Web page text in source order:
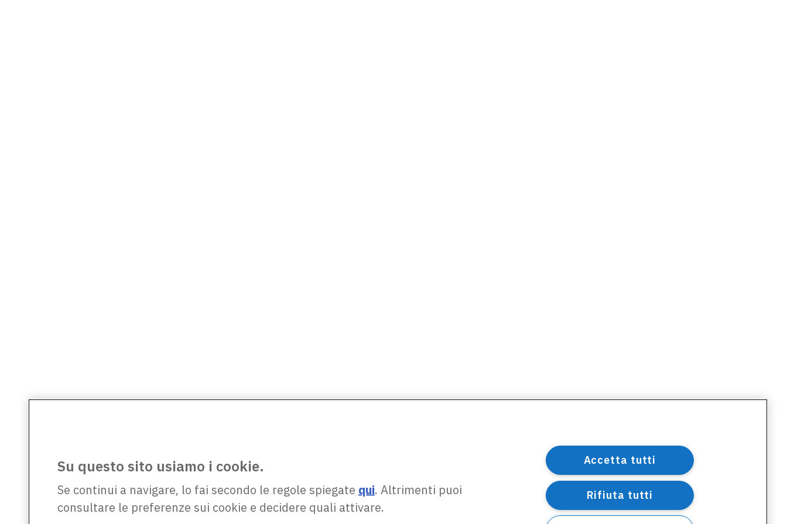
Su questo sito usiamo i cookie.
Se continui a navigare, lo fai secondo le regole spiegate qui. Altrimenti puoi
consultare le preferenze sui cookie e decidere quali attivare.
Accetta tutti
Rifiuta tutti